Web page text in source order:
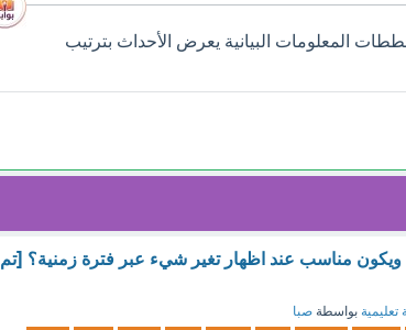
المعلومات البيانية يعرض الأحداث بترتيب
مناسب عند اظهار تغير شيء عبر فترة زمنية؟ [تم
تعليمية بواسطة صبا